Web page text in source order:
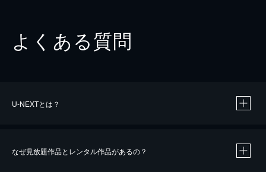
よくある質問
U-NEXTとは？
なぜ見放題作品とレンタル作品があるの？